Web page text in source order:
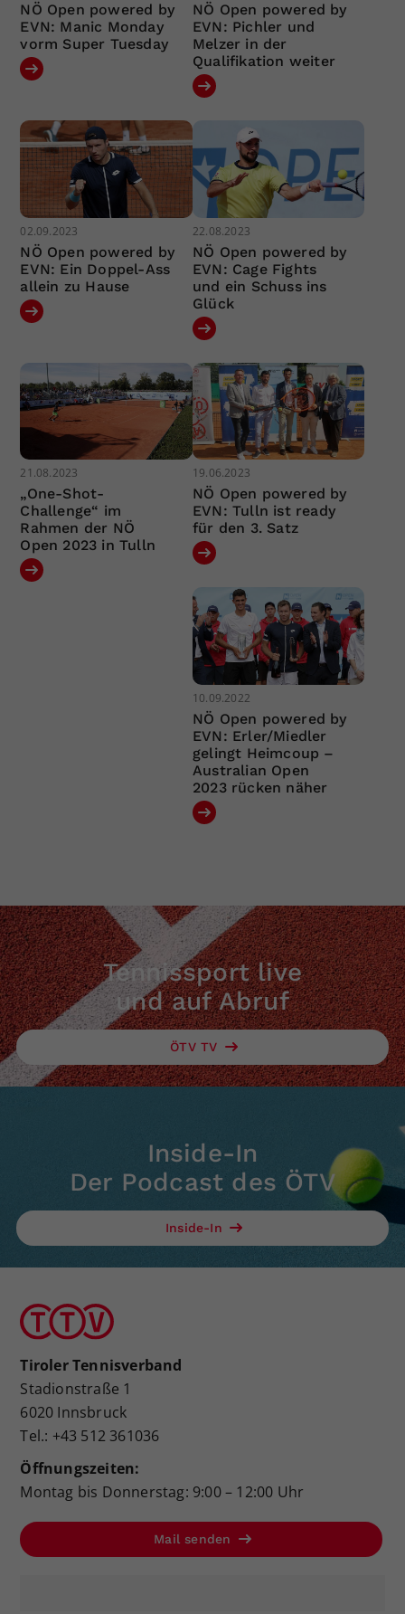
NÖ Open powered by
EVN: Manic Monday
vorm Super Tuesday
NÖ Open powered by
EVN: Pichler und
Melzer in der
Qualifikation weiter
02.09.2023
NÖ Open powered by
EVN: Ein Doppel-Ass
allein zu Hause
22.08.2023
NÖ Open powered by
EVN: Cage Fights
und ein Schuss ins
Glück
21.08.2023
„One-Shot-
Challenge“ im
Rahmen der NÖ
Open 2023 in Tulln
19.06.2023
NÖ Open powered by
EVN: Tulln ist ready
für den 3. Satz
10.09.2022
NÖ Open powered by
EVN: Erler/Miedler
gelingt Heimcoup –
Australian Open
2023 rücken näher
Tennissport live
und auf Abruf
ÖTV TV
Inside-In
Der Podcast des ÖTV
Inside-In
Tiroler Tennisverband
Stadionstraße 1
6020 Innsbruck
Tel.: +43 512 361036
Öffnungszeiten:
Montag bis Donnerstag: 9:00 – 12:00 Uhr
Mail senden